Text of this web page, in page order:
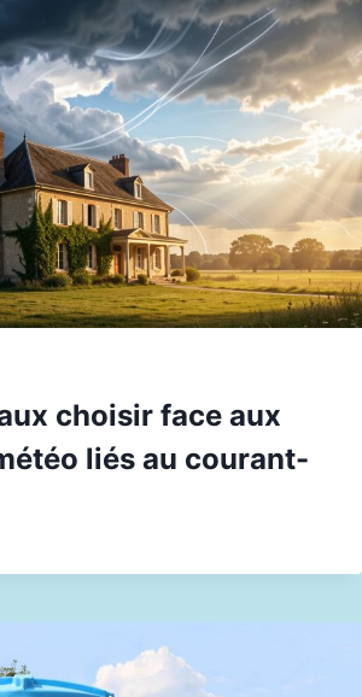
choisir face aux
liés au courant-